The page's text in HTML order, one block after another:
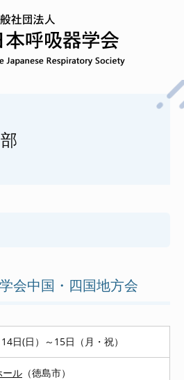
会中国・四国地方会
日(日）～15日（月・祝）
ール （徳島市）